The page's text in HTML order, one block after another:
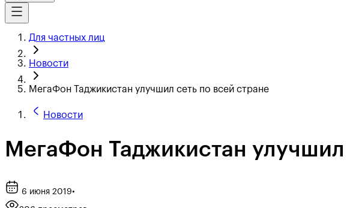
Для частных лиц
Новости
МегаФон Таджикистан улучшил сеть по всей стране
Новости
МегаФон Таджикистан улучшил
6 июня 2019•